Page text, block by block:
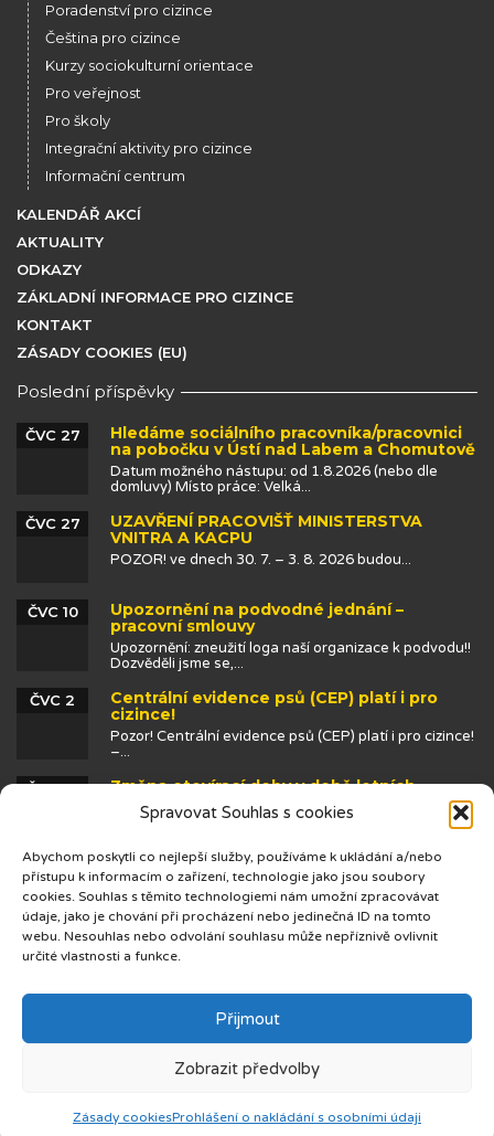
Spravovat Souhlas s cookies
Abychom poskytli co nejlepší služby, používáme k ukládání a/nebo
přístupu k informacím o zařízení, technologie jako jsou soubory
cookies. Souhlas s těmito technologiemi nám umožní zpracovávat
údaje, jako je chování při procházení nebo jedinečná ID na tomto
webu. Nesouhlas nebo odvolání souhlasu může nepříznivě ovlivnit
určité vlastnosti a funkce.
Přijmout
Zobrazit předvolby
Zásady cookiesProhlášení o nakládání s osobními údaji
Poradenství pro cizince
Čeština pro cizince
Kurzy sociokulturní orientace
Pro veřejnost
Pro školy
Integrační aktivity pro cizince
Informační centrum
KALENDÁŘ AKCÍ
AKTUALITY
ODKAZY
ZÁKLADNÍ INFORMACE PRO CIZINCE
KONTAKT
ZÁSADY COOKIES (EU)
Poslední příspěvky
Hledáme sociálního pracovníka/pracovnici
na pobočku v Ústí nad Labem a Chomutově
ČVC 27
Datum možného nástupu: od 1.8.2026 (nebo dle
domluvy) Místo práce: Velká...
UZAVŘENÍ PRACOVIŠŤ MINISTERSTVA
VNITRA A KACPU
ČVC 27
POZOR! ve dnech 30. 7. – 3. 8. 2026 budou...
Upozornění na podvodné jednání –
pracovní smlouvy
ČVC 10
Upozornění: zneužití loga naší organizace k podvodu!!
Dozvěděli jsme se,...
Centrální evidence psů (CEP) platí i pro
cizince!
ČVC 2
Pozor! Centrální evidence psů (CEP) platí i pro cizince!
–...
Změna otevírací doby v době letních
prázdnin
ČVN 25